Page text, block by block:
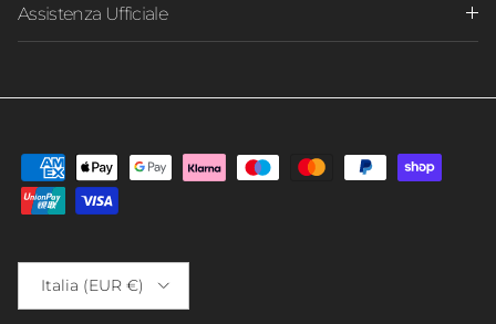
Assistenza Ufficiale
Paese/Regione
Italia (EUR €)